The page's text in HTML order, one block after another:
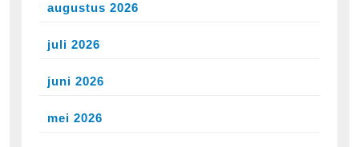
augustus 2026
juli 2026
juni 2026
mei 2026